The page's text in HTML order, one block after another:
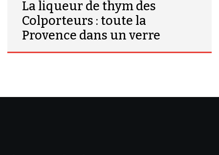
La liqueur de thym des
Colporteurs : toute la
Provence dans un verre